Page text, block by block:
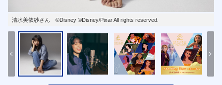
清水美依紗さん ©Disney ©Disney/Pixar All rights reserved.